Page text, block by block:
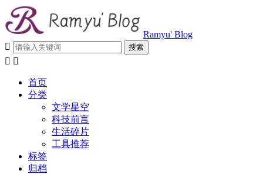
Ramyu' Blog

 
首页
分类
文学星空
科技前言
生活碎片
工具推荐
标签
归档